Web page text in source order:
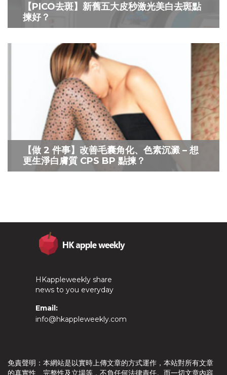
【PICO去斑】新舊五大皮秒激光美白去斑點
揀好？
【做 2 件事】改善毛囊角化、色素沉澱 – 想
更生淨白膚質 CPS BP 點揀？
HKappleweekly share
news to you everyday
Email:
info@hkappleweekly.com
免責聲明：本網站是以實時上傳文章的方式運作，本站對所有文章
的真實性、完整性及立場等，不負任何法律責任。而一切文章內容